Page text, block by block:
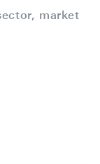
market